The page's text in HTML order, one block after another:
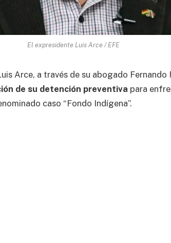
El expresidente Luis Arce / EFE
Arce, a través de su abogado Fernando
de su detención preventiva para
caso “Fondo Indígena”.